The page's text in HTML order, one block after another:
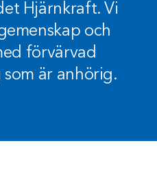
Hjärnkraft. Vi
och
förvärvad
är anhörig.